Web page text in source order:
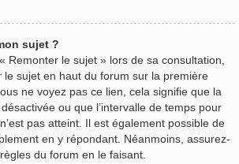
sujet ?
Remonter le sujet » lors de sa consultation,
le sujet en haut du forum sur la première
ne voyez pas ce lien, cela signifie que la
ou que l’intervalle de temps pour
pas atteint. Il est également possible de
en y répondant. Néanmoins, assurez-
du forum en le faisant.